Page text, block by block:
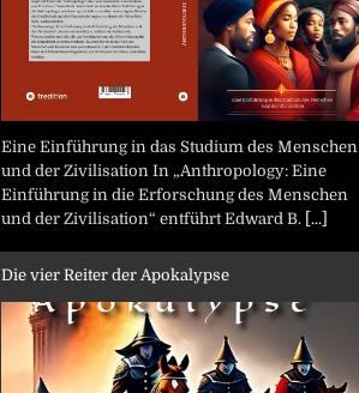
Eine Einführung in das Studium des Menschen
und der Zivilisation In „Anthropology: Eine
Einführung in die Erforschung des Menschen
und der Zivilisation“ entführt Edward B. [...]
Die vier Reiter der Apokalypse